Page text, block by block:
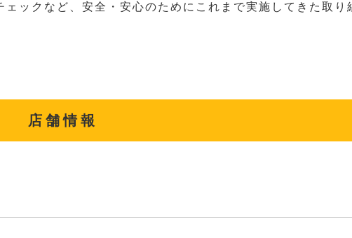
ックなど、安全・安心のためにこれまで実施してきた取り
店舗情報